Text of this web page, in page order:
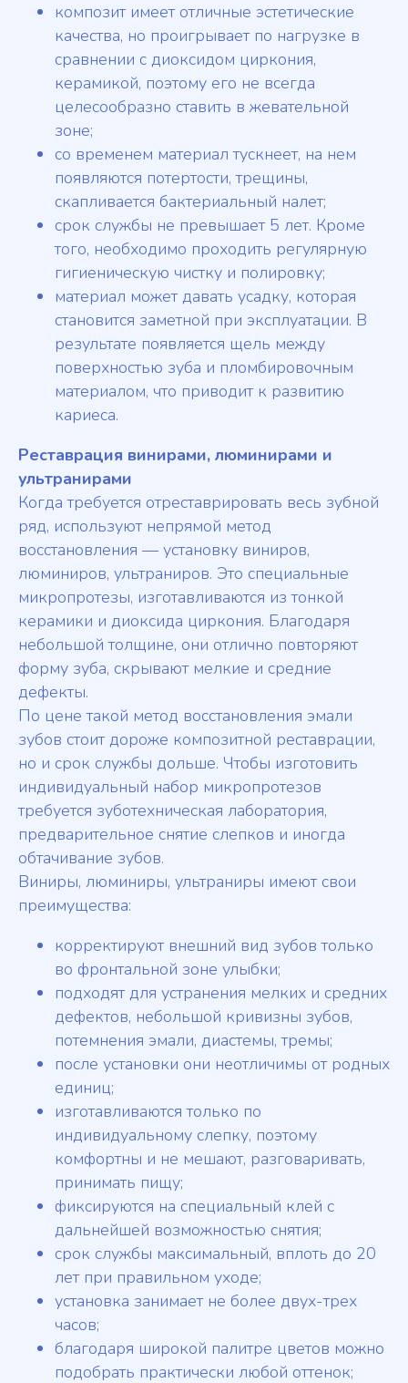
композит имеет отличные эстетические
качества, но проигрывает по нагрузке в
сравнении с диоксидом циркония,
керамикой, поэтому его не всегда
целесообразно ставить в жевательной
зоне;
со временем материал тускнеет, на нем
появляются потертости, трещины,
скапливается бактериальный налет;
срок службы не превышает 5 лет. Кроме
того, необходимо проходить регулярную
гигиеническую чистку и полировку;
материал может давать усадку, которая
становится заметной при эксплуатации. В
результате появляется щель между
поверхностью зуба и пломбировочным
материалом, что приводит к развитию
кариеса.
Реставрация винирами, люминирами и
ультранирами
Когда требуется отреставрировать весь зубной
ряд, используют непрямой метод
восстановления — установку виниров,
люминиров, ультраниров. Это специальные
микропротезы, изготавливаются из тонкой
керамики и диоксида циркония. Благодаря
небольшой толщине, они отлично повторяют
форму зуба, скрывают мелкие и средние
дефекты.
По цене такой метод восстановления эмали
зубов стоит дороже композитной реставрации,
но и срок службы дольше. Чтобы изготовить
индивидуальный набор микропротезов
требуется зуботехническая лаборатория,
предварительное снятие слепков и иногда
обтачивание зубов.
Виниры, люминиры, ультраниры имеют свои
преимущества:
корректируют внешний вид зубов только
во фронтальной зоне улыбки;
подходят для устранения мелких и средних
дефектов, небольшой кривизны зубов,
потемнения эмали, диастемы, тремы;
после установки они неотличимы от родных
единиц;
изготавливаются только по
индивидуальному слепку, поэтому
комфортны и не мешают, разговаривать,
принимать пищу;
фиксируются на специальный клей с
дальнейшей возможностью снятия;
срок службы максимальный, вплоть до 20
лет при правильном уходе;
установка занимает не более двух-трех
часов;
благодаря широкой палитре цветов можно
подобрать практически любой оттенок;